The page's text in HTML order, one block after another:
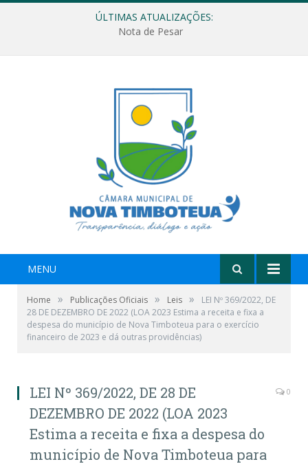
ÚLTIMAS ATUALIZAÇÕES:
Nota de Pesar
MENU
Home » Publicações Oficiais » Leis »
LEI Nº 369/2022, DE
28 DE DEZEMBRO DE 2022 (LOA 2023 Estima a receita e fixa a
despesa do município de Nova Timboteua para o exercício
financeiro de 2023 e dá outras providências)
LEI Nº 369/2022, DE 28 DE
DEZEMBRO DE 2022 (LOA 2023
Estima a receita e fixa a despesa do
município de Nova Timboteua para
0